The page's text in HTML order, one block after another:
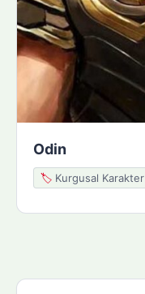
Odin
🏷️ Kurgusal Karakter